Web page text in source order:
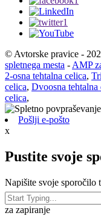
© Avtorske pravice -
spletnega mesta - AMP
2-osna tehtalna celica,
celica, Dvoosna tehtalna
celica,
Pošlji e-pošto
x
Pustite svoje
Napišite svoje sporočilo
za zapiranje